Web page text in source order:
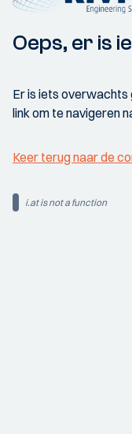
Oeps, er is
Er is iets overwachts
link om te navigeren
Keer terug naar de
i.at is not a function